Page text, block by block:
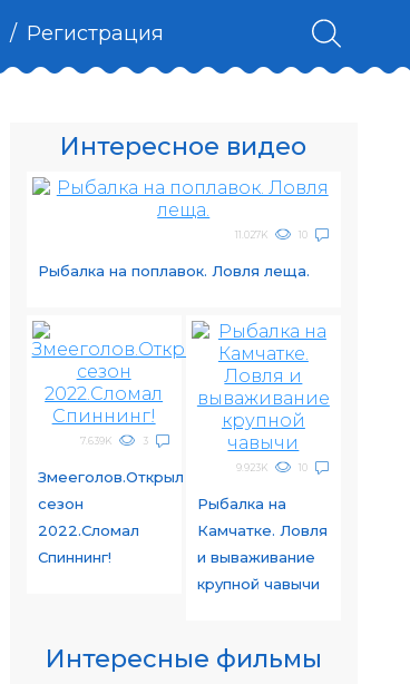
/ Регистрация
Интересное видео
11.027K 10
Рыбалка на поплавок. Ловля леща.
7.639K 3
Змееголов.Открыл
сезон
2022.Сломал
Спиннинг!
9.923K 10
Рыбалка на
Камчатке. Ловля
и вываживание
крупной чавычи
Интересные фильмы